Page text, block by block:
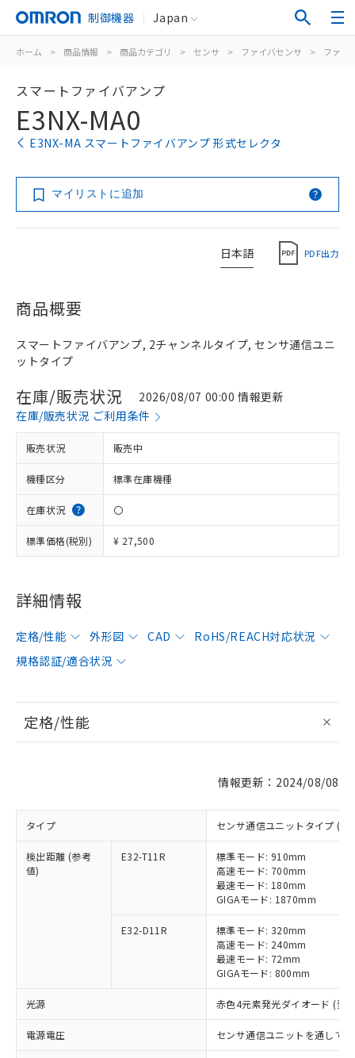
制御機器 Japan
ホーム > 商品情報 > 商品カテゴリ > センサ > ファイバセンサ > ファイ
スマートファイバアンプ
E3NX-MA0
E3NX-MA スマートファイバアンプ 形式セレクタ
マイリストに追加
日本語 PDF出力
商品概要
スマートファイバアンプ, 2チャンネルタイプ, センサ通信ユニ
ットタイプ
在庫/販売状況
2026/08/07 00:00 情報更新
在庫/販売状況 ご利用条件
販売状況 販売中
機種区分 標準在庫機種
在庫状況 〇
標準価格(税別) ¥ 27,500
詳細情報
定格/性能 外形図 CAD
RoHS/REACH対応状況
規格認証/適合状況
定格/性能
情報更新：2024/08/08
タイプ センサ通信ユニットタイプ (2
検出距離 (参考
値)
E32-T11R
標準モード: 910mm
高速モード: 700mm
最速モード: 180mm
GIGAモード: 1870mm
E32-D11R
標準モード: 320mm
高速モード: 240mm
最速モード: 72mm
GIGAモード: 800mm
光源 赤色4元素発光ダイオード (発
電源電圧 センサ通信ユニットを通して